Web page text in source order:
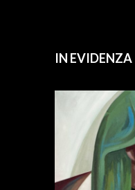
IN EVIDENZA